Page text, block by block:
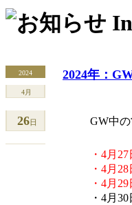
2024
4月
26日
2024年：
GW中
・4月
・4月
・4月
・4月